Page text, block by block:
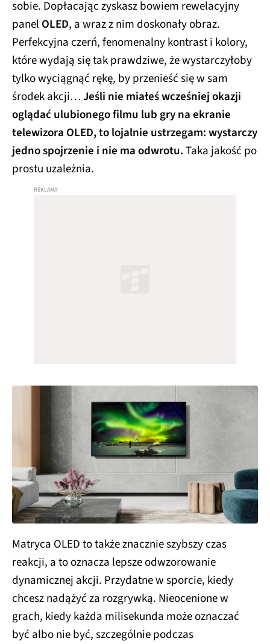
sobie. Dopłacając zyskasz bowiem rewelacyjny
panel OLED, a wraz z nim doskonały obraz.
Perfekcyjna czerń, fenomenalny kontrast i kolory,
które wydają się tak prawdziwe, że wystarczyłoby
tylko wyciągnąć rękę, by przenieść się w sam
środek akcji…Jeśli nie miałeś wcześniej okazji
oglądać ulubionego filmu lub gry na ekranie
telewizora OLED, to lojalnie ustrzegam: wystarczy
jedno spojrzenie i nie ma odwrotu.Taka jakość po
prostu uzależnia.
Matryca OLED to także znacznie szybszy czas
reakcji, a to oznacza lepsze odwzorowanie
dynamicznej akcji. Przydatne w sporcie, kiedy
chcesz nadążyć za rozgrywką. Nieocenione w
grach, kiedy każda milisekunda może oznaczać
być albo nie być, szczególnie podczas